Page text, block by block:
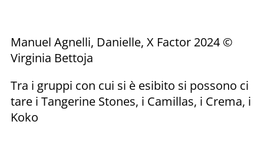
Manuel Agnelli, Danielle, X Factor 2024 ©
Virginia Bettoja
Tra i gruppi con cui si è esibito si possono ci
tare i Tangerine Stones, i Camillas, i Crema, i
Koko